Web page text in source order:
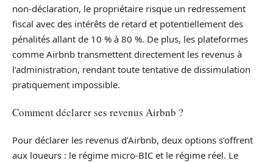
non-déclaration, le propriétaire risque un redressement
fiscal avec des intérêts de retard et potentiellement des
pénalités allant de 10 % à 80 %. De plus, les plateformes
comme Airbnb transmettent directement les revenus à
l’administration, rendant toute tentative de dissimulation
pratiquement impossible.
Comment déclarer ses revenus Airbnb ?
Pour déclarer les revenus d’Airbnb, deux options s’offrent
aux loueurs : le régime micro-BIC et le régime réel. Le